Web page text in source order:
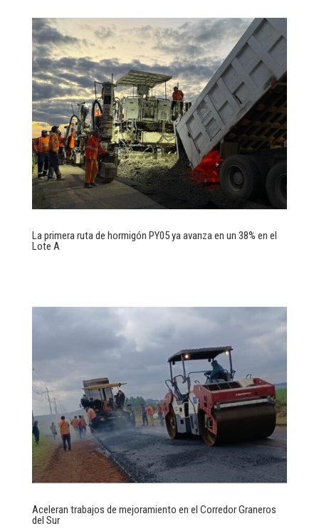
La primera ruta de hormigón PY05 ya avanza en un 38% en el
Lote A
Aceleran trabajos de mejoramiento en el Corredor Graneros
del Sur